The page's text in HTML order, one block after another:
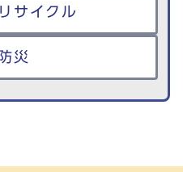
サイクル
防災